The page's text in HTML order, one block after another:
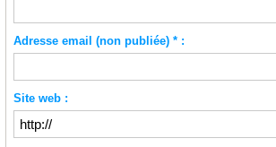
Adresse email (non publiée) * :
Site web :